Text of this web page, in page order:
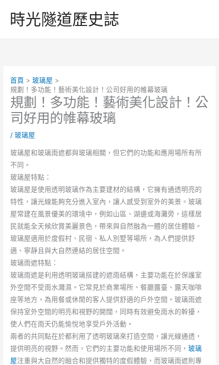
時光隧道歷史誌
首頁
玻璃屋
規劃！多功能！藝術美化設計！公司好用的帷幕玻璃
規劃！多功能！藝術美化設計！公
司好用的帷幕玻璃
/玻璃屋
玻璃屋和玻璃雨遮都與玻璃相關，但它們的功能和應用場所有所
不同。
玻璃屋特點：
玻璃屋是使用透明玻璃作為主要建材的結構，它擁有通透明亮的
特性，讓光線能夠充分進入室內，讓人感受到室外的美景。玻璃
屋常建在風景優美的環境中，例如山區、湖邊或海灘旁，這樣居
民就能全天候欣賞美麗景色，帶來與自然融為一體的居住體驗。
玻璃屋適用於度假村、民宿、私人別墅等場所，為人們提供舒
適、寧靜且與大自然連結的居住空間。
玻璃雨遮特點：
玻璃雨遮是利用透明玻璃搭建的遮雨結構，主要功能在於保護室
外空間不受雨水濺濕。它常見於商業場所、餐廳露臺、露天咖啡
座等地方，為用餐或休閒的客人提供舒適的戶外空間。玻璃雨遮
保持室外空間的明亮和視野的開闊，同時有效避免雨水的幹擾，
使人們在雨天仍能愉悅地享受戶外活動。
兩者的共同點在於都利用了透明玻璃來打造空間，讓光線通透，
提供明亮的視野。然而，它們的主要功能和使用場所不同，玻璃
屋注重與大自然的融合和提供獨特的度假體驗，而玻璃雨遮則專